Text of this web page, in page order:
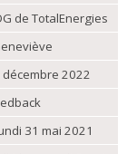
de TotalEnergies
2022
31 mai 2021